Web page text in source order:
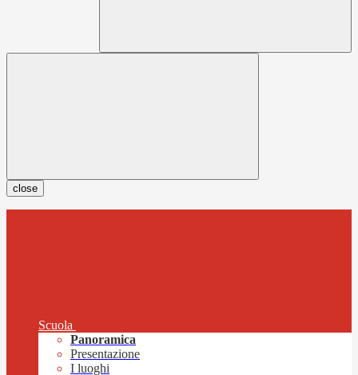
close
Scuola
Panoramica
Presentazione
I luoghi